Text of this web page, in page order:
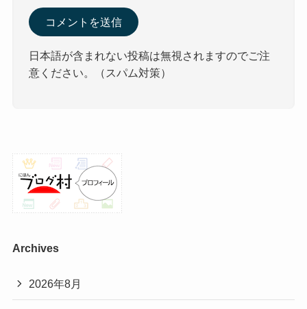
日本語が含まれない投稿は無視されますのでご注
意ください。（スパム対策）
Archives
2026年8月